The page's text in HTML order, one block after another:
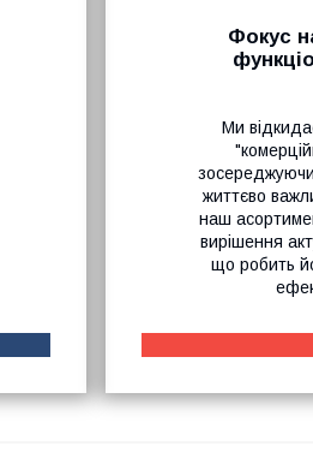
Фокус
Ми
життєво
наш
вирішення
що робить